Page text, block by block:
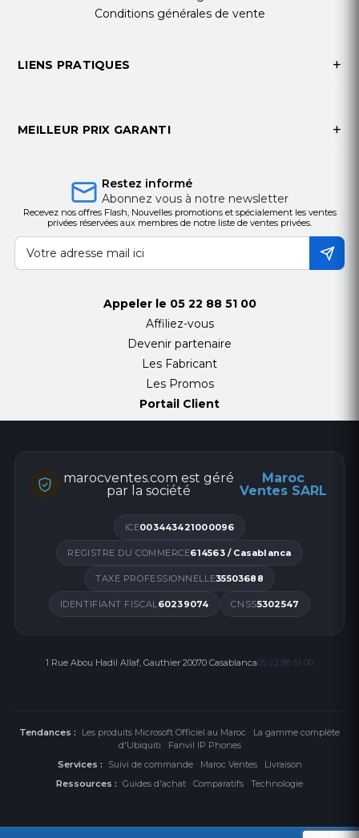
Conditions générales de vente
LIENS PRATIQUES
MEILLEUR PRIX GARANTI
Restez informé
Abonnez vous à notre newsletter
Recevez nos offres Flash, Nouvelles promotions et spécialement les ventes
privées réservées aux membres de notre liste de ventes privées.
Appeler le 05 22 88 51 00
Affiliez-vous
Devenir partenaire
Les Fabricant
Les Promos
Portail Client
marocventes.com est géré
par la société
Maroc
Ventes SARL
ICE003443421000096
REGISTRE DU COMMERCE614563 / Casablanca
TAXE PROFESSIONNELLE35503688
IDENTIFIANT FISCAL60239074 CNSS5302547
1 Rue Abou Hadil Allaf, Gauthier 20070 Casablanca05 22 88 51 00
Tendances : Les produits Microsoft Officiel au Maroc · La gamme complète
d'Ubiquiti · Fanvil IP Phones
Services :
Suivi de commande· Maroc Ventes· Livraison
Ressources : Guides d'achat · Comparatifs · Technologie